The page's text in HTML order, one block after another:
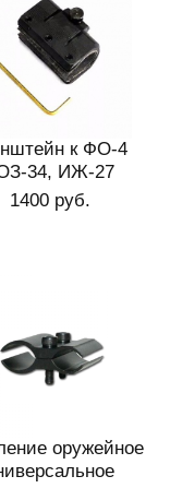
к ФО-4
34, ИЖ-27
1400 руб.
оружейное